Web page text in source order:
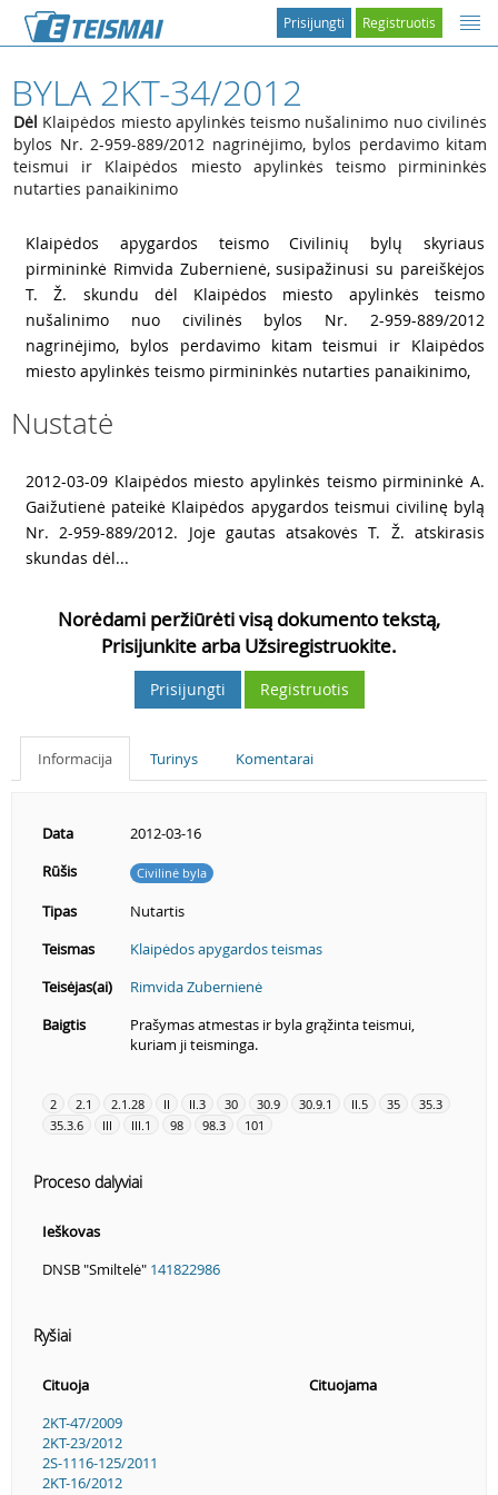
Registruotis
Prisijungti
BYLA 2KT-34/2012
Dėl Klaipėdos miesto apylinkės teismo nušalinimo nuo civilinės
bylos Nr. 2-959-889/2012 nagrinėjimo, bylos perdavimo kitam
teismui ir Klaipėdos miesto apylinkės teismo pirmininkės
nutarties panaikinimo
Klaipėdos apygardos teismo Civilinių bylų skyriaus
pirmininkė Rimvida Zubernienė, susipažinusi su pareiškėjos
T. Ž. skundu dėl Klaipėdos miesto apylinkės teismo
nušalinimo nuo civilinės bylos Nr. 2-959-889/2012
nagrinėjimo, bylos perdavimo kitam teismui ir Klaipėdos
miesto apylinkės teismo pirmininkės nutarties panaikinimo,
Nustatė
2012-03-09 Klaipėdos miesto apylinkės teismo pirmininkė A.
Gaižutienė pateikė Klaipėdos apygardos teismui civilinę bylą
Nr. 2-959-889/2012. Joje gautas atsakovės T. Ž. atskirasis
skundas dėl...
Norėdami peržiūrėti visą dokumento tekstą,
Prisijunkite arba Užsiregistruokite.
Prisijungti Registruotis
Informacija Turinys Komentarai
Data
2012-03-16
Rūšis
Civilinė byla
Tipas
Nutartis
Teismas
Klaipėdos apygardos teismas
Teisėjas(ai)
Rimvida Zubernienė
Baigtis
Prašymas atmestas ir byla grąžinta teismui,
kuriam ji teisminga.
2 2.1 2.1.28 II II.3 30 30.9 30.9.1 II.5 35
35.3
35.3.6
III III.1 98 98.3 101
Proceso dalyviai
Ieškovas
DNSB "Smiltelė" 141822986
Ryšiai
Cituoja
Cituojama
2KT-47/2009
2KT-23/2012
2S-1116-125/2011
2KT-16/2012